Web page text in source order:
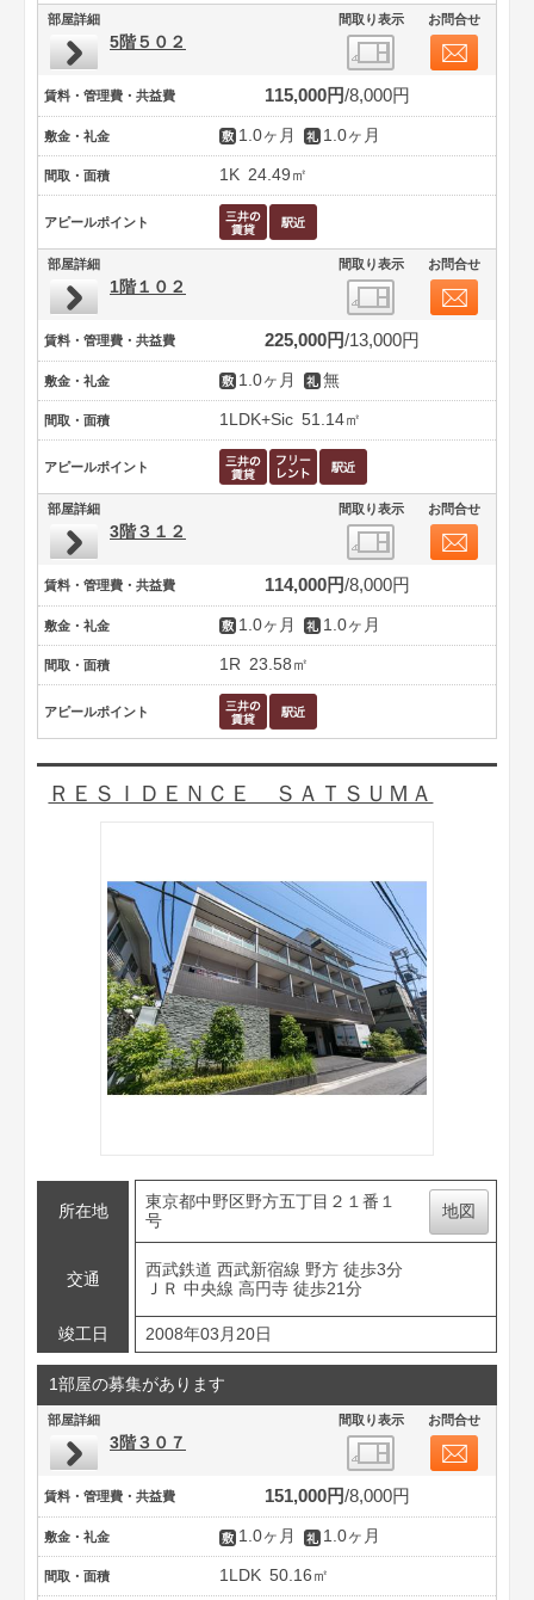
部屋詳細 間取り表示 お問合せ
5階５０２
賃料・管理費・共益費 115,000円 8,000円
敷金・礼金 1.0ヶ月 1.0ヶ月
間取・面積 1K 24.49㎡
アピールポイント
部屋詳細 間取り表示 お問合せ
1階１０２
賃料・管理費・共益費 225,000円 13,000円
敷金・礼金 1.0ヶ月 無
間取・面積 1LDK+Sic 51.14㎡
アピールポイント
部屋詳細 間取り表示 お問合せ
3階３１２
賃料・管理費・共益費 114,000円 8,000円
敷金・礼金 1.0ヶ月 1.0ヶ月
間取・面積 1R 23.58㎡
アピールポイント
ＲＥＳＩＤＥＮＣＥ ＳＡＴＳＵＭＡ
所在地
東京都中野区野方五丁目２１番１
号
地図
交通
西武鉄道 西武新宿線 野方 徒歩3分
ＪＲ 中央線 高円寺 徒歩21分
竣工日 2008年03月20日
1部屋の募集があります
部屋詳細 間取り表示 お問合せ
3階３０７
賃料・管理費・共益費 151,000円 8,000円
敷金・礼金 1.0ヶ月 1.0ヶ月
間取・面積 1LDK 50.16㎡